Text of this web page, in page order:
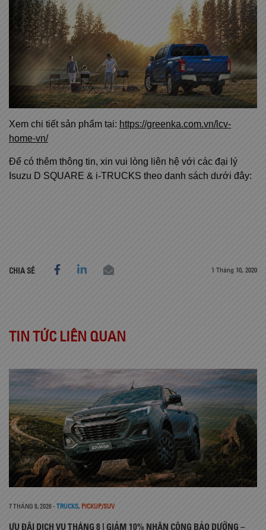
Xem chi tiết sản phẩm tại: https://greenka.com.vn/lcv-
home-vn/
Để có thêm thông tin, xin vui lòng liên hệ với các đại lý
Isuzu D SQUARE & i-TRUCKS theo danh sách dưới đây:
CHIA SẺ 1 Tháng 10, 2020
TIN TỨC LIÊN QUAN
7 THÁNG 8, 2026- TRUCKS, PICKUP/SUV
ƯU ĐÃI DỊCH VỤ THÁNG 8 | GIẢM 10% NHÂN CÔNG BẢO DƯỠNG –